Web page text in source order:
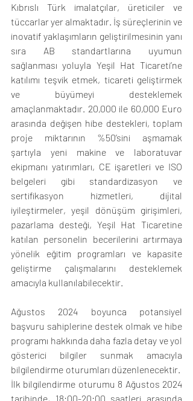
Kıbrıslı Türk imalatçılar, üreticiler ve
tüccarlar yer almaktadır. İş süreçlerinin ve
inovatif yaklaşımların geliştirilmesinin yanı
sıra AB standartlarına uyumun
sağlanması yoluyla Yeşil Hat Ticareti’ne
katılımı teşvik etmek, ticareti geliştirmek
ve büyümeyi desteklemek
amaçlanmaktadır. 20,000 ile 60,000 Euro
arasında değişen hibe destekleri, toplam
proje miktarının %50’sini aşmamak
şartıyla yeni makine ve laboratuvar
ekipmanı yatırımları, CE işaretleri ve ISO
belgeleri gibi standardizasyon ve
sertifikasyon hizmetleri, dijital
iyileştirmeler, yeşil dönüşüm girişimleri,
pazarlama desteği, Yeşil Hat Ticaretine
katılan personelin becerilerini artırmaya
yönelik eğitim programları ve kapasite
geliştirme çalışmalarını desteklemek
amacıyla kullanılabilecektir.
Ağustos 2024 boyunca potansiyel
başvuru sahiplerine destek olmak ve hibe
programı hakkında daha fazla detay ve yol
gösterici bilgiler sunmak amacıyla
bilgilendirme oturumları düzenlenecektir.
İlk bilgilendirme oturumu 8 Ağustos 2024
tarihinde, 18:00-20:00 saatleri arasında